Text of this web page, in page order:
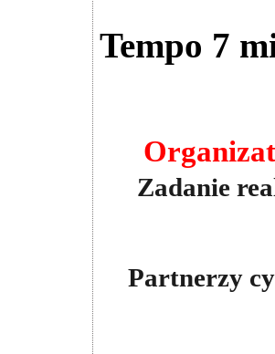
Tempo 7
Zadanie
Partnerzy